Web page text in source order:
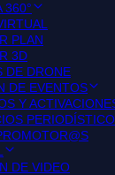
360°
PLAN
3D
DE DRONE
DE EVENTOS
Y
DE VIDEO